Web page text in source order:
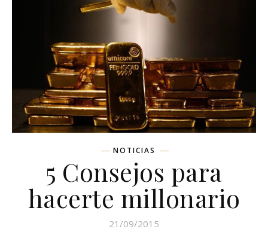
NOTICIAS
5 Consejos para
hacerte millonario
21/09/2015